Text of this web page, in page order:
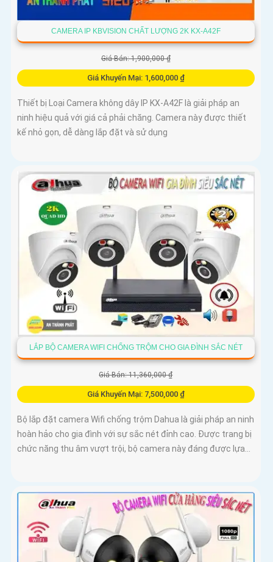
CAMERA IP KBVISION CHẤT LƯỢNG 2K KX-A42F
Giá Bán: 1,900,000 ₫
Giá Khuyến Mại: 1,600,000 ₫
Thiết bị Loại Camera không dây IP KX-A42F là giải pháp an
ninh hiệu quả với giá cả phải chăng. Camera này được thiết
kế nhỏ gọn, dễ dàng lắp đặt và sử dụng
LẮP BỘ CAMERA WIFI CHỐNG TRỘM CHO GIA ĐÌNH SẮC NÉT
Giá Bán: 11,360,000 ₫
Giá Khuyến Mại: 7,500,000 ₫
Bộ lắp đặt camera Wifi chống trộm Dahua là giải pháp an ninh
hoàn hảo cho gia đình với sự sắc nét đỉnh cao. Được trang bị
chức năng thu âm vượt trội, bộ camera này đáng được lựa...